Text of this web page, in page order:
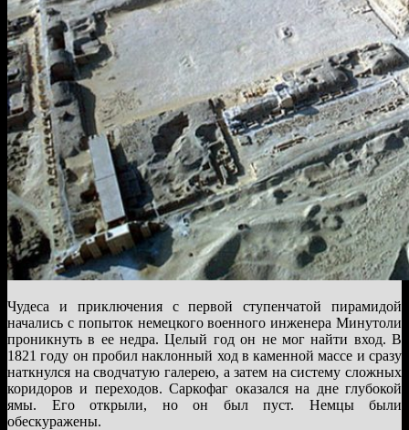
Чудеса и приключения с первой ступенчатой пирамидой
начались с попыток немецкого военного инженера Минутоли
проникнуть в ее недра. Целый год он не мог найти вход. В
1821 году он пробил наклонный ход в каменной массе и сразу
наткнулся на сводчатую галерею, а затем на систему сложных
коридоров и переходов. Саркофаг оказался на дне глубокой
ямы. Его открыли, но он был пуст. Немцы были
обескуражены.